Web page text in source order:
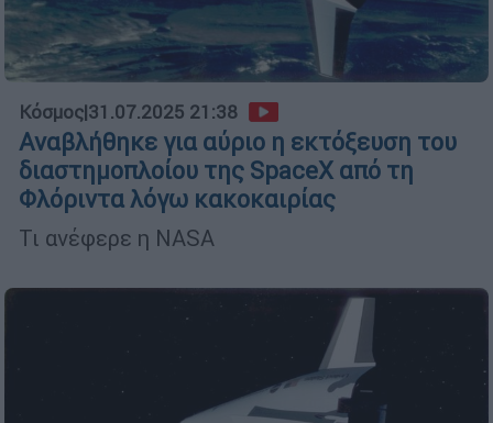
Κόσμος|31.07.2025 21:38
Αναβλήθηκε για αύριο η εκτόξευση του
διαστημοπλοίου της SpaceX από τη
Φλόριντα λόγω κακοκαιρίας
Τι ανέφερε η NASA